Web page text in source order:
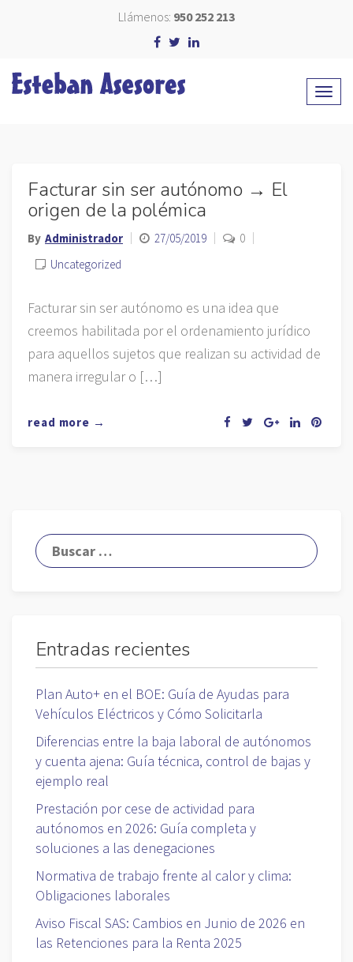
Llámenos: 950 252 213
Facturar sin ser autónomo → El
origen de la polémica
By Administrador 27/05/2019
0
Uncategorized
Facturar sin ser autónomo es una idea que
creemos habilitada por el ordenamiento jurídico
para aquellos sujetos que realizan su actividad de
manera irregular o […]
read more →
Entradas recientes
Plan Auto+ en el BOE: Guía de Ayudas para
Vehículos Eléctricos y Cómo Solicitarla
Diferencias entre la baja laboral de autónomos
y cuenta ajena: Guía técnica, control de bajas y
ejemplo real
Prestación por cese de actividad para
autónomos en 2026: Guía completa y
soluciones a las denegaciones
Normativa de trabajo frente al calor y clima:
Obligaciones laborales
Aviso Fiscal SAS: Cambios en Junio de 2026 en
las Retenciones para la Renta 2025